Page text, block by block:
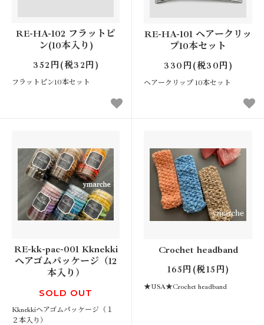
RE-HA-102 フラットピ
ン(10本入り)
352円(税32円)
フラットピン10本セット
RE-HA-101 ヘアークリッ
プ10本セット
330円(税30円)
ヘアークリップ 10本セット
RE-kk-pac-001 Kknekki
ヘアゴムパッケージ（12
本入り）
SOLD OUT
Kknekkiヘアゴムパッケージ（１
２本入り）
Crochet headband
165円(税15円)
★USA★Crochet headband